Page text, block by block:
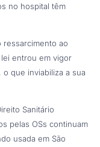
no hospital têm
ressarcimento ao
entrou em vigor
que inviabiliza a sua
Sanitário
pelas OSs continuam
usada em São